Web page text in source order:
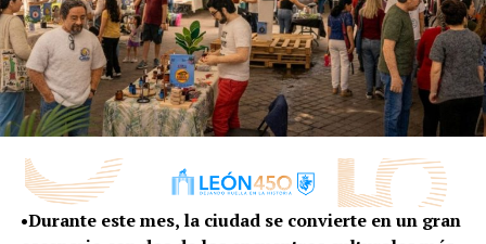
su casa y la apoyó, incluso, ella actualmente labora en la
Presidencia Municipal.
“Alejandra siempre fue una persona muy llena de
cualidades, siempre logrando los objetivos y
marcando metas, nosotros estábamos para apoyarla
y acompañarla en el camino. Ser madre es un trabajo
de tiempo completo. Cuando tú estás trabajando y
tienes hijos, tienes que partirte en mil pedazos, hay
•Durante este mes, la ciudad se convierte en un gran